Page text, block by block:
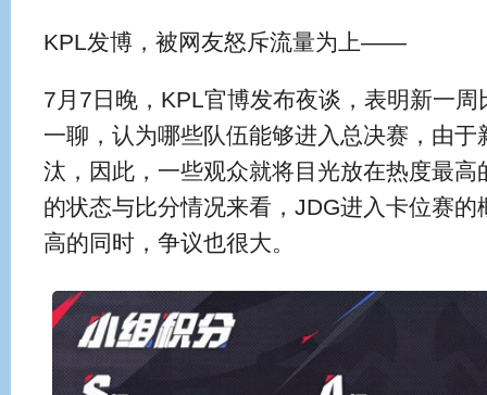
KPL发博，被网友怒斥流量为上——
7月7日晚，KPL官博发布夜谈，表明新一
一聊，认为哪些队伍能够进入总决赛，由
汰，因此，一些观众就将目光放在热度最
的状态与比分情况来看，JDG进入卡位赛
高的同时，争议也很大。